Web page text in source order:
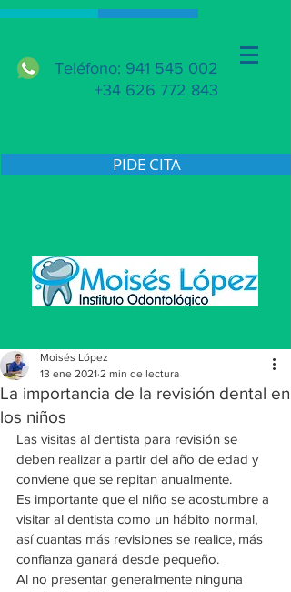
Teléfono: 941 545 002
+34 626 772 843
PIDE CITA
La importancia de la revisión dental en
los niños
Moisés López
13 ene 2021 2 min de lectura
Las visitas al dentista para revisión se
deben realizar a partir del año de edad y
conviene que se repitan anualmente.
Es importante que el niño se acostumbre a
visitar al dentista como un hábito normal,
así cuantas más revisiones se realice, más
confianza ganará desde pequeño.
Al no presentar generalmente ninguna